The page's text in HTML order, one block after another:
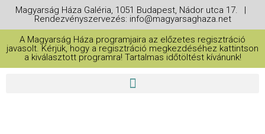
Magyarság Háza Galéria, 1051 Budapest, Nádor utca 17. |
Rendezvényszervezés: info@magyarsaghaza.net
A Magyarság Háza programjaira az előzetes regisztráció
javasolt. Kérjük, hogy a regisztráció megkezdéséhez kattintson
a kiválasztott programra! Tartalmas időtöltést kívánunk!